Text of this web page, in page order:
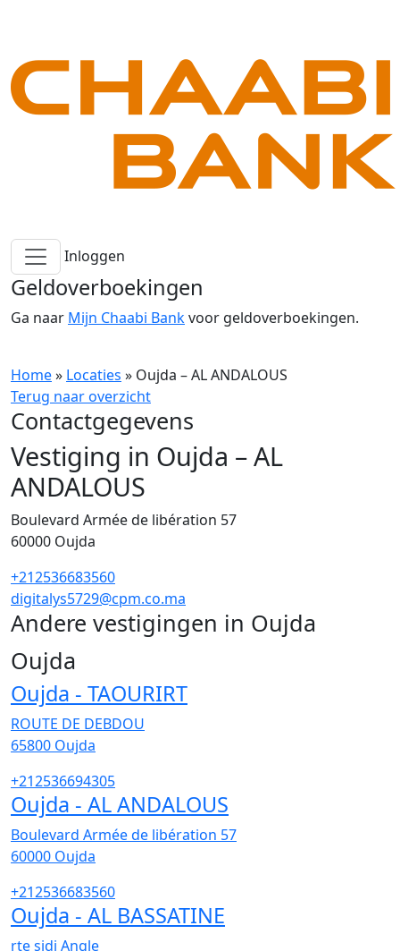
Inloggen
Geldoverboekingen
Ga naar Mijn Chaabi Bankvoor geldoverboekingen.
Home» Locaties » Oujda – AL ANDALOUS
Terug naar overzicht
Contactgegevens
Vestiging in Oujda – AL
ANDALOUS
Boulevard Armée de libération 57
60000 Oujda
+212536683560
digitalys5729@cpm.co.ma
Andere vestigingen in Oujda
Oujda
Oujda - TAOURIRT
ROUTE DE DEBDOU
65800 Oujda
+212536694305
Oujda - AL ANDALOUS
Boulevard Armée de libération 57
60000 Oujda
+212536683560
Oujda - AL BASSATINE
rte sidi Angle